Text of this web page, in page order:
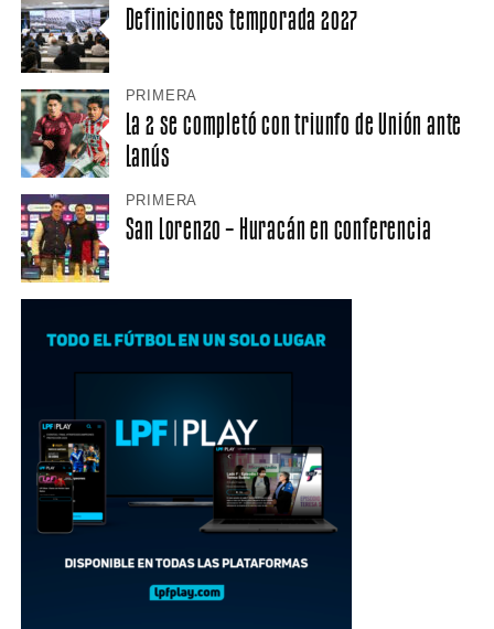
Definiciones temporada 2027
PRIMERA
La 2 se completó con triunfo de Unión ante
Lanús
PRIMERA
San Lorenzo – Huracán en conferencia